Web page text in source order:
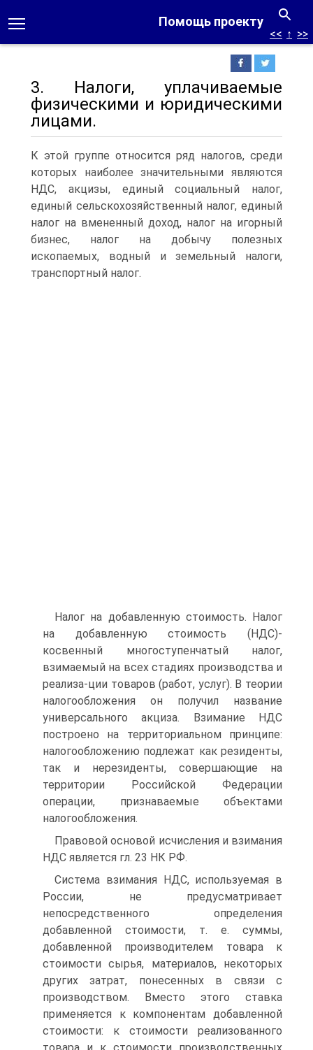
Помощь проекту
<< ↑ >>
3. Налоги, уплачиваемые
физическими и юридическими
лицами.
К этой группе относится ряд налогов, среди
которых наиболее значительными являются
НДС, акцизы, единый социальный налог,
единый сельскохозяйственный налог, единый
налог на вмененный доход, налог на игорный
бизнес, налог на добычу полезных
ископаемых, водный и земельный налоги,
транспортный налог.
Налог на добавленную стоимость. Налог
на добавленную стоимость (НДС)-
косвенный многоступенчатый налог,
взимаемый на всех стадиях производства и
реализа-ции товаров (работ, услуг). В теории
налогообложения он получил название
универсального акциза. Взимание НДС
построено на территориальном принципе:
налогообложению подлежат как резиденты,
так и нерезиденты, совершающие на
территории Российской Федерации
операции, признаваемые объектами
налогообложения.
Правовой основой исчисления и взимания
НДС является гл. 23 НК РФ.
Система взимания НДС, используемая в
России, не предусматривает
непосредственного определения
добавленной стоимости, т. е. суммы,
добавленной производителем товара к
стоимости сырья, материалов, некоторых
других затрат, понесенных в связи с
производством. Вместо этого ставка
применяется к компонентам добавленной
стоимости: к стоимости реализованного